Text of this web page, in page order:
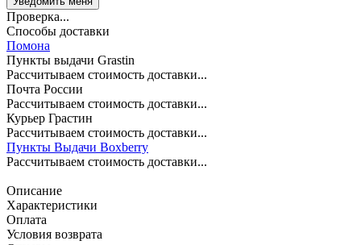
Проверка...
Способы доставки
Помона
Пункты выдачи Grastin
Рассчитываем стоимость доставки...
Почта России
Рассчитываем стоимость доставки...
Курьер Грастин
Рассчитываем стоимость доставки...
Пункты Выдачи Boxberry
Рассчитываем стоимость доставки...
Описание
Характеристики
Оплата
Условия возврата